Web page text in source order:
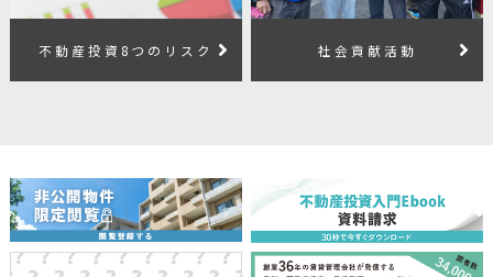
不動産投資8つのリスク 社会貢献活動